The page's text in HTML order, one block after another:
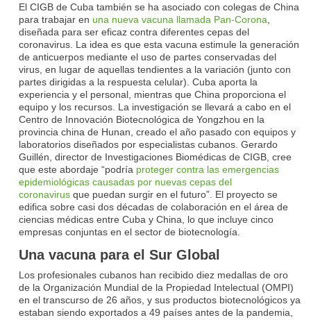
El CIGB de Cuba también se ha asociado con colegas de China
para trabajar en una nueva vacuna llamada Pan-Corona
diseñada para ser eficaz contra diferentes cepas del
coronavirus. La idea es que esta vacuna estimule la generación
de anticuerpos mediante el uso de partes conservadas del
virus, en lugar de aquellas tendientes a la variación (junto con
partes dirigidas a la respuesta celular). Cuba aporta la
experiencia y el personal, mientras que China proporciona el
equipo y los recursos. La investigación se llevará a cabo en el
Centro de Innovación Biotecnológica de Yongzhou en la
provincia china de Hunan, creado el año pasado con equipos y
laboratorios diseñados por especialistas cubanos. Gerardo
Guillén, director de Investigaciones Biomédicas de CIGB, cree
que este abordaje “podría proteger contra las emergencias
epidemiológicas causadas por nuevas cepas del
coronavirus que puedan surgir en el futuro”. El proyecto se
edifica sobre casi dos décadas de colaboración en el área de
ciencias médicas entre Cuba y China, lo que incluye cinco
empresas conjuntas en el sector de biotecnología.
Una vacuna para el Sur Global
Los profesionales cubanos han recibido diez medallas de oro
de la Organización Mundial de la Propiedad Intelectual (OMPI)
en el transcurso de 26 años, y sus productos biotecnológicos ya
estaban siendo exportados a 49 países antes de la pandemia,